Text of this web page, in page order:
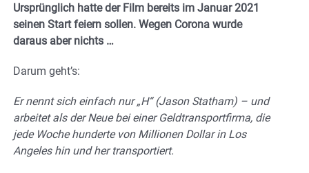
Ursprünglich hatte der Film bereits im Januar 2021
seinen Start feiern sollen. Wegen Corona wurde
daraus aber nichts …
Darum geht’s:
Er nennt sich einfach nur „H“ (Jason Statham) – und
arbeitet als der Neue bei einer Geldtransportfirma, die
jede Woche hunderte von Millionen Dollar in Los
Angeles hin und her transportiert.